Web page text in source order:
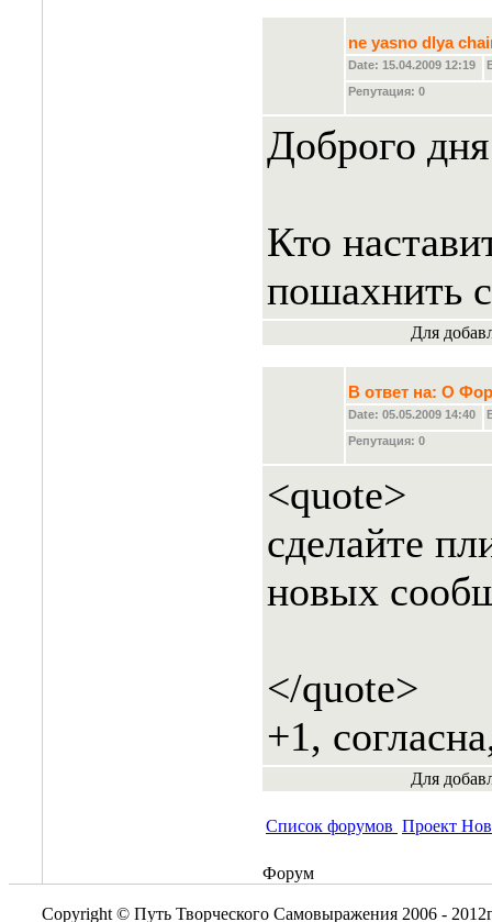
ne yasno dlya
Date: 15.04.2009 12:19
Репутация: 0
Доброго
Кто
пошахнить
Для
В ответ на: О
Date: 05.05.2009 14:40
Репутация: 0
<quote>
сделайте
новых
</quote>
+1,
Для
Список форумов Проект
Форум
Copyright © Путь Творческого Самовыражения 2006 -